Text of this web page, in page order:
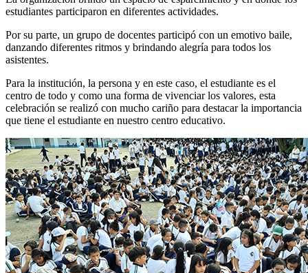
estudiantes participaron en diferentes actividades.
Por su parte, un grupo de docentes participó con un emotivo baile,
danzando diferentes ritmos y brindando alegría para todos los
asistentes.
Para la institución, la persona y en este caso, el estudiante es el
centro de todo y como una forma de vivenciar los valores, esta
celebración se realizó con mucho cariño para destacar la importancia
que tiene el estudiante en nuestro centro educativo.